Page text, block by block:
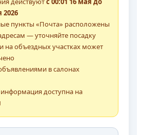
2026
пункты «Почта» расположены
— уточняйте посадку
на объездных участках может
в салонах
доступна на